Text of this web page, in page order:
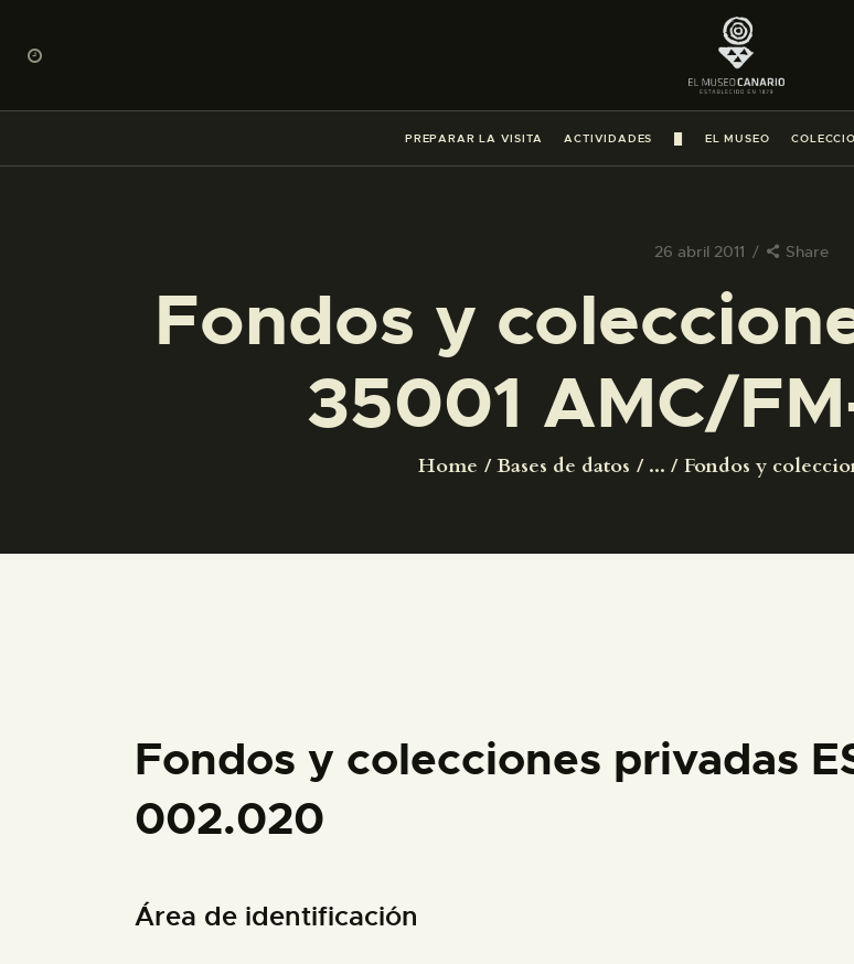
PREPARAR LA VISITA ACTIVIDADES EL MUSEO
26 abril 2011 Share
Fondos y
35001 AMC/
Home Bases de datos ... Fondos y
PREPARAR LA VISITA
ACTIVIDADES
█
COLECCIONES
DIDÁCTICA
ESPAÑOL
Fondos y colecciones privadas
002.020
Área de identificación